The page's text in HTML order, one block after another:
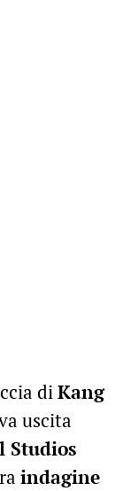
diKang
uscita
Studios
indagine